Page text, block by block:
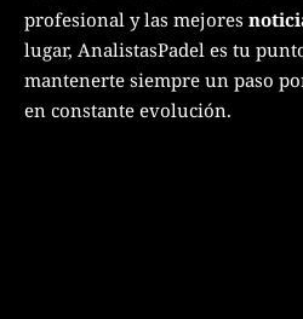
profesional y las mejores
lugar, AnalistasPadel es tu
mantenerte siempre un paso
en constante evolución.